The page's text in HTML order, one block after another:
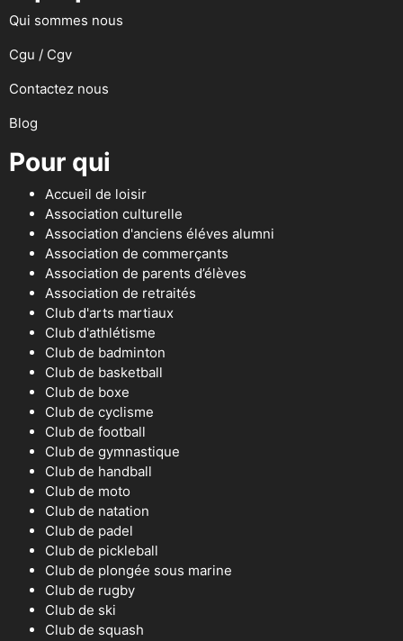
Qui sommes nous
Cgu / Cgv
Contactez nous
Blog
Pour qui
Accueil de loisir
Association culturelle
Association d'anciens éléves alumni
Association de commerçants
Association de parents d’élèves
Association de retraités
Club d'arts martiaux
Club d'athlétisme
Club de badminton
Club de basketball
Club de boxe
Club de cyclisme
Club de football
Club de gymnastique
Club de handball
Club de moto
Club de natation
Club de padel
Club de pickleball
Club de plongée sous marine
Club de rugby
Club de ski
Club de squash